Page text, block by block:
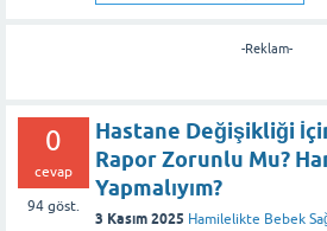
-Reklam-
0
cevap
94 göst.
Hastane Değişikliği
Rapor Zorunlu Mu?
Yapmalıyım?
3 Kasım 2025 Hamilelikte Bebek